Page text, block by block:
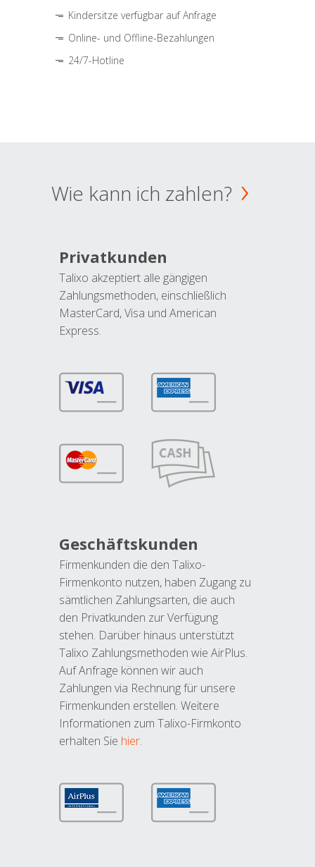
Kindersitze verfügbar auf Anfrage
Online- und Offline-Bezahlungen
24/7-Hotline
Wie kann ich zahlen?
Privatkunden
Talixo akzeptiert alle gängigen
Zahlungsmethoden, einschließlich
MasterCard, Visa und American
Express.
Geschäftskunden
Firmenkunden die den Talixo-
Firmenkonto nutzen, haben Zugang zu
sämtlichen Zahlungsarten, die auch
den Privatkunden zur Verfügung
stehen. Darüber hinaus unterstützt
Talixo Zahlungsmethoden wie AirPlus.
Auf Anfrage können wir auch
Zahlungen via Rechnung für unsere
Firmenkunden erstellen. Weitere
Informationen zum Talixo-Firmkonto
erhalten Sie hier.